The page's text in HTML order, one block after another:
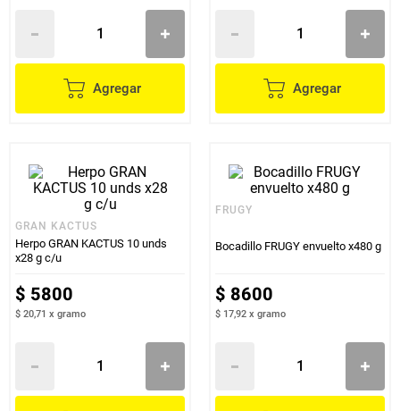
Agregar Agregar
GRAN KACTUS
Herpo GRAN KACTUS 10 unds
x28 g c/u
$ 5800
$ 20,71 x gramo
FRUGY
Bocadillo FRUGY envuelto x480 g
$ 8600
$ 17,92 x gramo